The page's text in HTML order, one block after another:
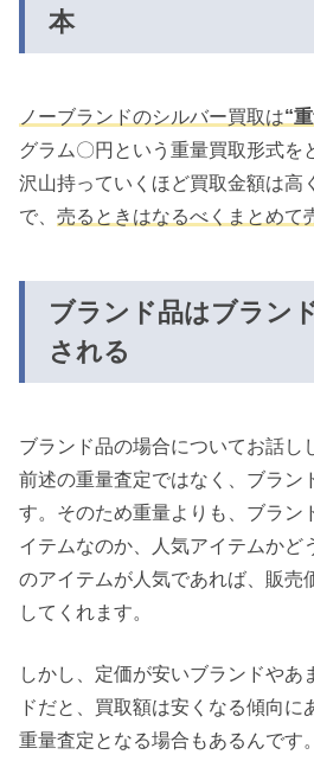
本
ノーブランドのシルバー買取は“
グラム〇円という重量買取形式を
沢山持っていくほど買取金額は高
で、 売るときはなるべくまとめて
ブランド品はブラン
される
ブランド品の場合についてお話し
前述の重量査定ではなく、ブラン
す。そのため重量よりも、ブラン
イテムなのか、人気アイテムかど
のアイテムが人気であれば、販売
してくれます。
しかし、定価が安いブランドやあ
ドだと、買取額は安くなる傾向に
重量査定となる場合もあるんです